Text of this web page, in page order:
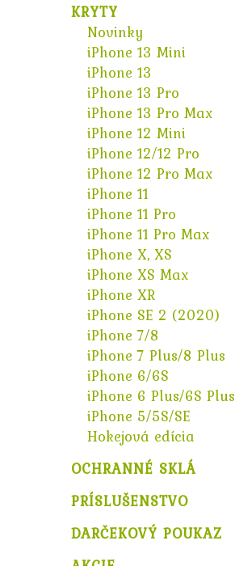
KRYTY
Novinky
iPhone 13 Mini
iPhone 13
iPhone 13 Pro
iPhone 13 Pro Max
iPhone 12 Mini
iPhone 12/12 Pro
iPhone 12 Pro Max
iPhone 11
iPhone 11 Pro
iPhone 11 Pro Max
iPhone X, XS
iPhone XS Max
iPhone XR
iPhone SE 2 (2020)
iPhone 7/8
iPhone 7 Plus/8 Plus
iPhone 6/6S
iPhone 6 Plus/6S Plus
iPhone 5/5S/SE
Hokejová edícia
OCHRANNÉ SKLÁ
PRÍSLUŠENSTVO
DARČEKOVÝ POUKAZ